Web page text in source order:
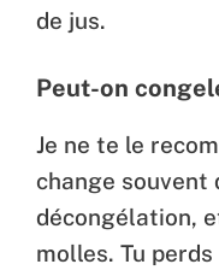
de jus.
Peut-on
Je ne te le
change souvent
décongélation,
molles. Tu